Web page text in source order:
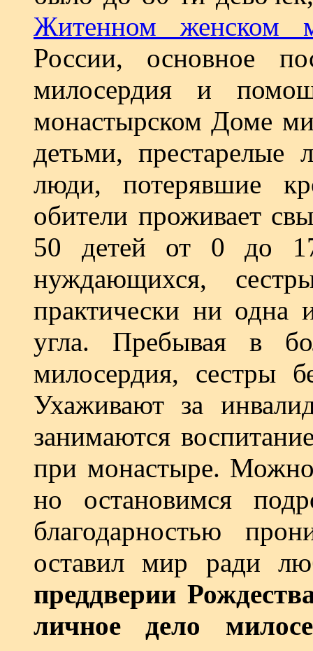
Житенном женском
России, основное
милосердия и
монастырском Доме
детьми, престарелые
люди, потерявшие
обители проживает
50 детей от 0 до
нуждающихся,
практически ни одна
угла. Пребывая в
милосердия, сестры
Ухаживают за
занимаются
при монастыре.
но остановимся
благодарностью
оставил мир ради
преддверии
личное дело